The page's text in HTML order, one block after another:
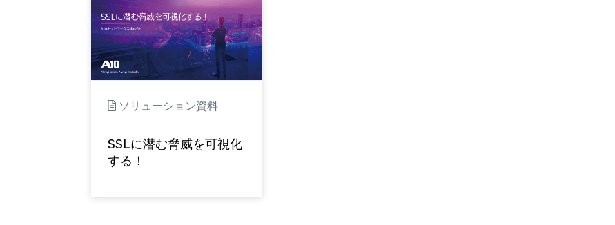
ソリューション資料
SSLに潜む脅威を可視化
する！